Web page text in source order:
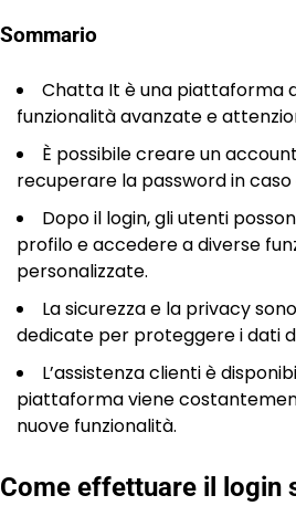
Sommario
Chatta It è una piattaforma
funzionalità avanzate e
È possibile creare un
recuperare la password in
Dopo il login, gli utenti
profilo e accedere a diverse
personalizzate.
La sicurezza e la privacy
dedicate per proteggere i dati
L’assistenza clienti è
piattaforma viene
nuove funzionalità.
Come effettuare il login